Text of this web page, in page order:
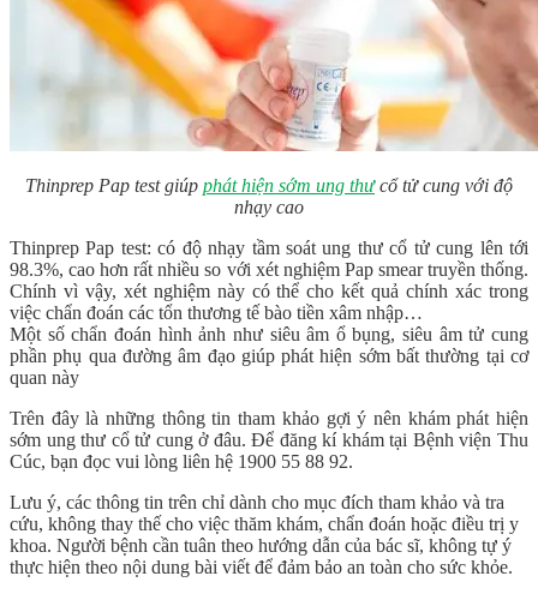
Thinprep Pap test giúp phát hiện sớm ung thưcổ tử cung với độ
nhạy cao
Thinprep Pap test: có độ nhạy tầm soát ung thư cổ tử cung lên tới
98.3%, cao hơn rất nhiều so với xét nghiệm Pap smear truyền thống.
Chính vì vậy, xét nghiệm này có thể cho kết quả chính xác trong
việc chẩn đoán các tổn thương tế bào tiền xâm nhập…
Một số chẩn đoán hình ảnh như siêu âm ổ bụng, siêu âm tử cung
phần phụ qua đường âm đạo giúp phát hiện sớm bất thường tại cơ
quan này
Trên đây là những thông tin tham khảo gợi ý nên khám phát hiện
sớm ung thư cổ tử cung ở đâu. Để đăng kí khám tại Bệnh viện Thu
Cúc, bạn đọc vui lòng liên hệ 1900 55 88 92.
Lưu ý, các thông tin trên chỉ dành cho mục đích tham khảo và tra
cứu, không thay thế cho việc thăm khám, chẩn đoán hoặc điều trị y
khoa. Người bệnh cần tuân theo hướng dẫn của bác sĩ, không tự ý
thực hiện theo nội dung bài viết để đảm bảo an toàn cho sức khỏe.